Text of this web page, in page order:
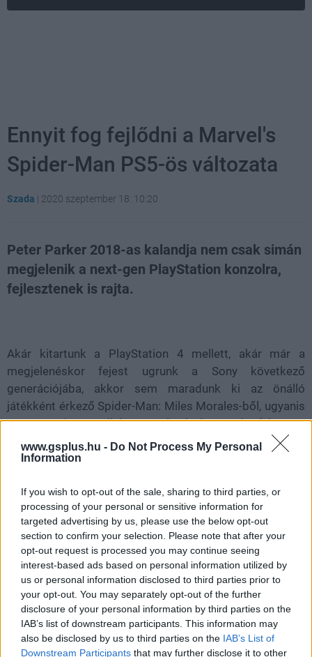
www.gsplus.hu - Do Not Process My Personal
Information
If you wish to opt-out of the sale, sharing to third parties, or
processing of your personal or sensitive information for
targeted advertising by us, please use the below opt-out
section to confirm your selection. Please note that after your
opt-out request is processed you may continue seeing
interest-based ads based on personal information utilized by
us or personal information disclosed to third parties prior to
your opt-out. You may separately opt-out of the further
disclosure of your personal information by third parties on the
IAB’s list of downstream participants. This information may
also be disclosed by us to third parties on the IAB’s List of
Downstream Participants that may further disclose it to other
Ennyit fog fejlődni a Marvel's
Spider-Man PS5-ös változata
Szada | 2020 szeptember 18. 10:20
Peter Parker 2018-as kalandja nem csak simán
megjelenik a next-gen PlayStation konzolra,
fejlesztenek is rajta.
Akár kitartunk a PlayStation 4 mellett, akár már a
megjelenéskor fejest ugrunk a Sony következő
generációjába, akkor sem maradunk ki az önálló
játékként érkező Spider-Man: Miles Morales-ből, ugyanis
az Insomniacmindkét masinára ki fogja adni(ahogy a
Horizon Forbidden Westet és a Sackoby - A Big
Adventure-t is).
Aki PS4-re megveszi, később ingyen játszhat vele PS5-
ön is, valamint lesz hozzá egy Ultimate Edition, mely az
alapjáték remasterét (illetve a The City That Never
Sleeps DLC-ket és három új pókjelmezt) is tartalmazza.
Ezt a remastert viszont nem egy szimpla újrakiadásként
kell elképzelni, az Insomniac fejlesztői igyekeztek
kihasználni az erősebb hardver lehetőségeit. Ennek